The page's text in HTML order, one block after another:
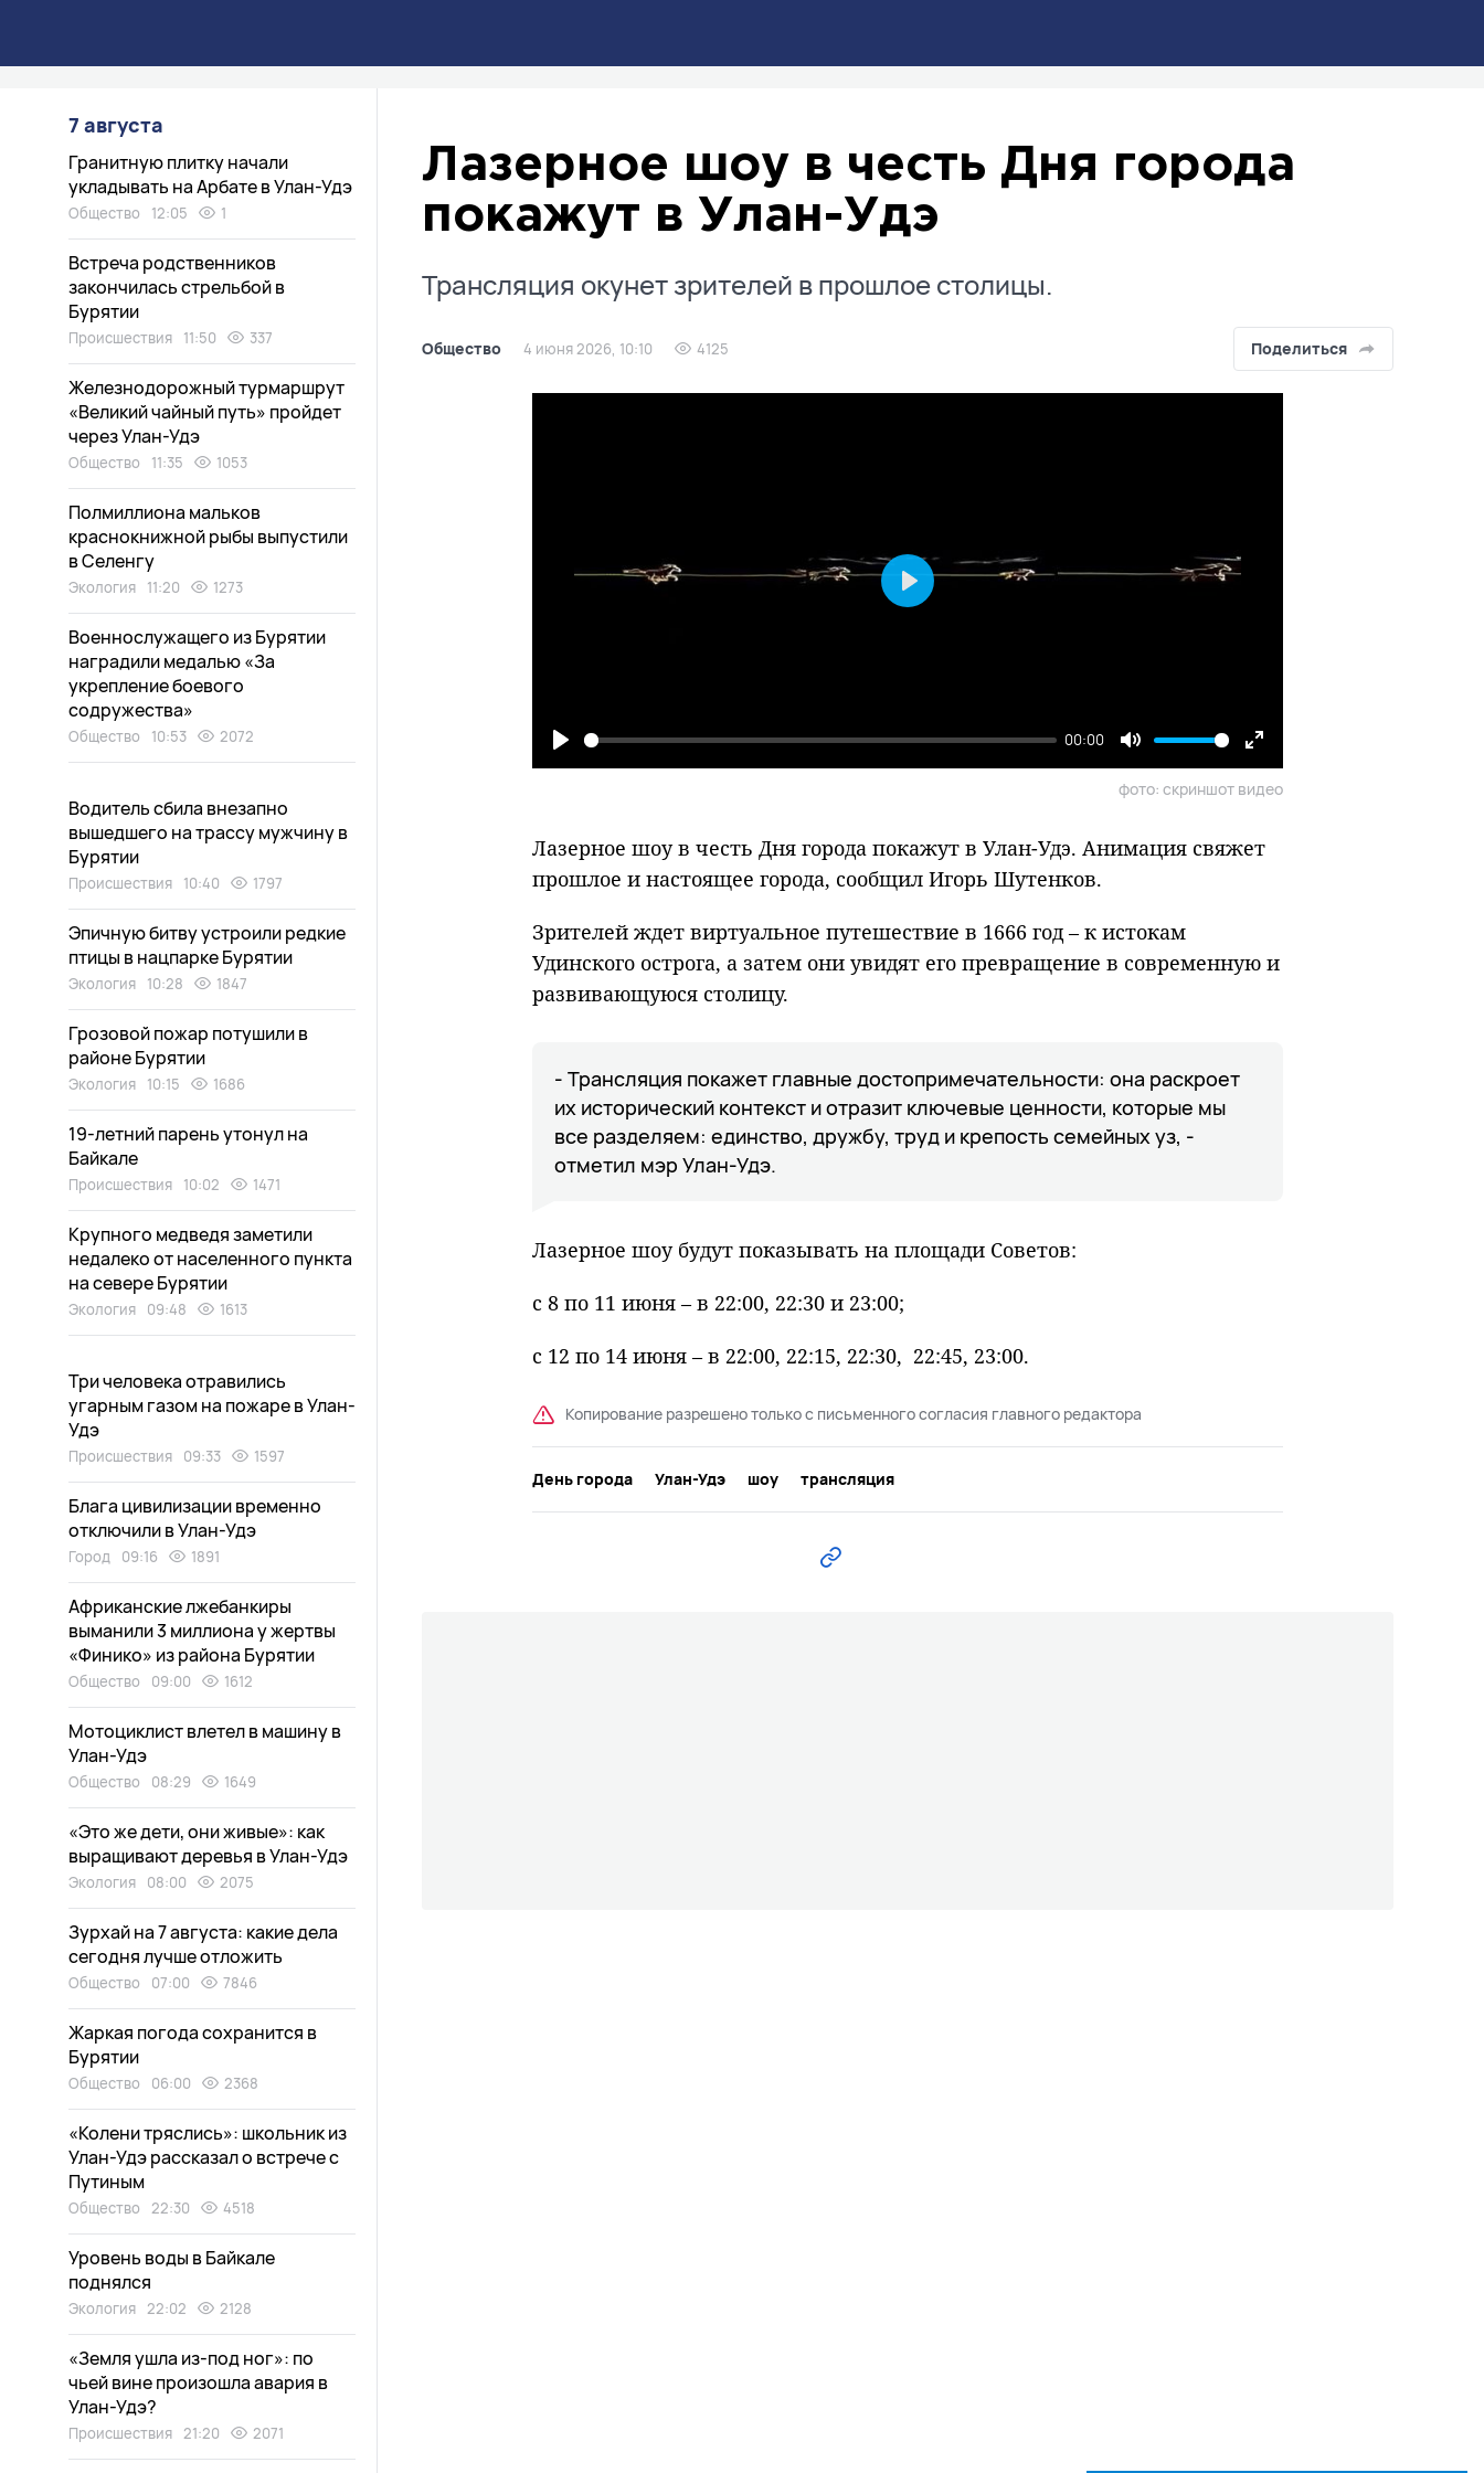
Лазерное шоу в честь Дня города
покажут в Улан-Удэ
Трансляция окунет зрителей в прошлое столицы.
Общество 4 июня 2026, 10:10 4125 Поделиться
Play
00:00
Mute
Enter
fullscreen
Play
фото: скриншот видео
Лазерное шоу в честь Дня города покажут в Улан-Удэ. Анимация свяжет
прошлое и настоящее города, сообщил Игорь Шутенков.
Зрителей ждет виртуальное путешествие в 1666 год – к истокам
Удинского острога, а затем они увидят его превращение в современную и
развивающуюся столицу.
- Трансляция покажет главные достопримечательности: она раскроет
их исторический контекст и отразит ключевые ценности, которые мы
все разделяем: единство, дружбу, труд и крепость семейных уз, -
отметил мэр Улан-Удэ.
Лазерное шоу будут показывать на площади Советов:
с 8 по 11 июня – в 22:00, 22:30 и 23:00;
с 12 по 14 июня – в 22:00, 22:15, 22:30, 22:45, 23:00.
Копирование разрешено только с письменного согласия главного редактора
День города Улан-Удэ шоу трансляция
7 августа
Гранитную плитку начали
укладывать на Арбате в Улан-Удэ
Общество 12:05 1
Встреча родственников
закончилась стрельбой в
Бурятии
Происшествия 11:50 337
Железнодорожный турмаршрут
«Великий чайный путь» пройдет
через Улан-Удэ
Общество 11:35 1053
Полмиллиона мальков
краснокнижной рыбы выпустили
в Селенгу
Экология 11:20 1273
Военнослужащего из Бурятии
наградили медалью «За
укрепление боевого
содружества»
Общество 10:53 2072
Водитель сбила внезапно
вышедшего на трассу мужчину в
Бурятии
Происшествия 10:40 1797
Эпичную битву устроили редкие
птицы в нацпарке Бурятии
Экология 10:28 1847
Грозовой пожар потушили в
районе Бурятии
Экология 10:15 1686
19-летний парень утонул на
Байкале
Происшествия 10:02 1471
Крупного медведя заметили
недалеко от населенного пункта
на севере Бурятии
Экология 09:48 1613
Три человека отравились
угарным газом на пожаре в Улан-
Удэ
Происшествия 09:33 1597
Блага цивилизации временно
отключили в Улан-Удэ
Город 09:16 1891
Африканские лжебанкиры
выманили 3 миллиона у жертвы
«Финико» из района Бурятии
Общество 09:00 1612
Мотоциклист влетел в машину в
Улан-Удэ
Общество 08:29 1649
«Это же дети, они живые»: как
выращивают деревья в Улан-Удэ
Экология 08:00 2075
Зурхай на 7 августа: какие дела
сегодня лучше отложить
Общество 07:00 7846
Жаркая погода сохранится в
Бурятии
Общество 06:00 2368
«Колени тряслись»: школьник из
Улан-Удэ рассказал о встрече с
Путиным
Общество 22:30 4518
Уровень воды в Байкале
поднялся
Экология 22:02 2128
«Земля ушла из-под ног»: по
чьей вине произошла авария в
Улан-Удэ?
Происшествия 21:20 2071